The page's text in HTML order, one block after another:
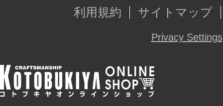
利用規約
サイトマップ
Privacy Settings